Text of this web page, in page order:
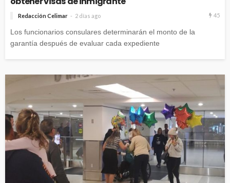
Redacción Celimar 2 días ago 45
Los funcionarios consulares determinarán el monto de la
garantía después de evaluar cada expediente